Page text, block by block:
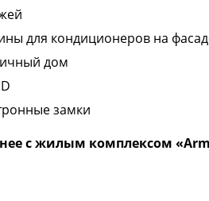
для кондиционеров на
дом
замки
с жилым комплексом